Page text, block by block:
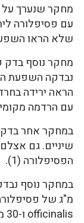
עם פסיפלורה
שלא הראו
נבדקה השפעת
הראה ירידה
עם הרדמה
במחקר אחר
שיניים. גם
הפסיפלורה (1).
officinalis ו-30 מ"ג של Humulus lupulus.